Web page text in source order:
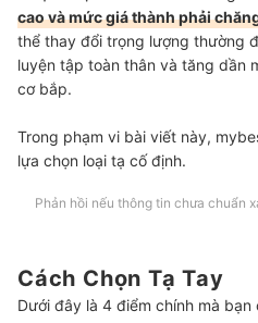
cao và mức giá thành phải
thể thay đổi trọng lượng thường
luyện tập toàn thân và tăng dần
cơ bắp.
Trong phạm vi bài viết này,
lựa chọn loại tạ cố định.
Phản hồi nếu thông tin chưa chuẩn
Cách Chọn Tạ Tay
Dưới đây là 4 điểm chính mà